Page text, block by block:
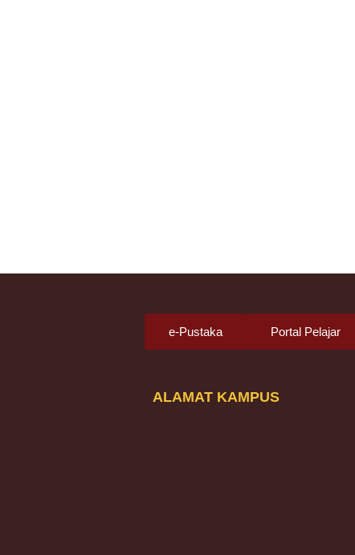
ALAMAT KAMPUS
e-Pustaka Portal Pelajar